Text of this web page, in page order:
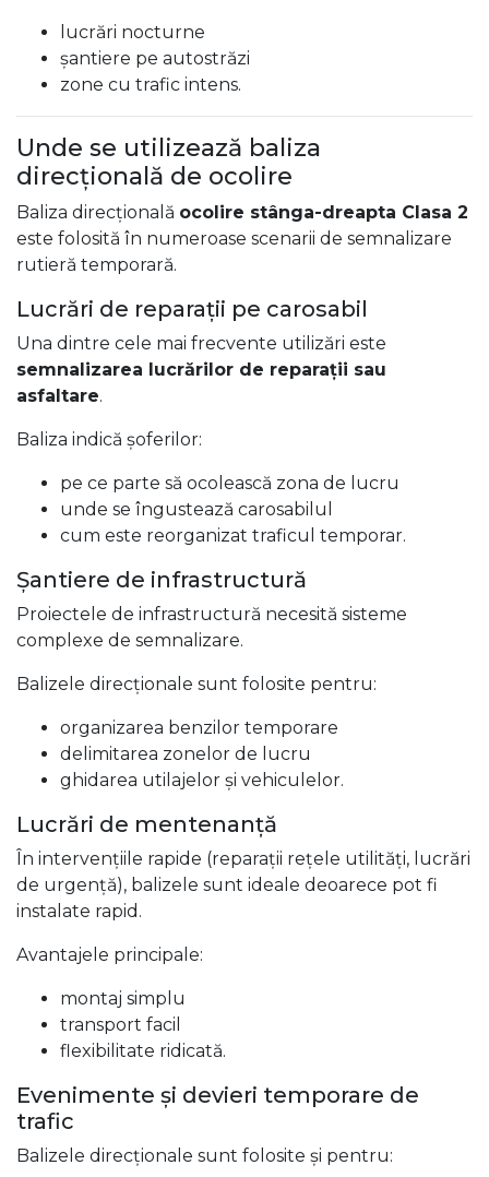
lucrări nocturne
șantiere pe autostrăzi
zone cu trafic intens.
Unde se utilizează baliza
direcțională de ocolire
Baliza direcțională ocolire stânga-dreapta Clasa 2
este folosită în numeroase scenarii de semnalizare
rutieră temporară.
Lucrări de reparații pe carosabil
Una dintre cele mai frecvente utilizări este
semnalizarea lucrărilor de reparații sau
asfaltare.
Baliza indică șoferilor:
pe ce parte să ocolească zona de lucru
unde se îngustează carosabilul
cum este reorganizat traficul temporar.
Șantiere de infrastructură
Proiectele de infrastructură necesită sisteme
complexe de semnalizare.
Balizele direcționale sunt folosite pentru:
organizarea benzilor temporare
delimitarea zonelor de lucru
ghidarea utilajelor și vehiculelor.
Lucrări de mentenanță
În intervențiile rapide (reparații rețele utilități, lucrări
de urgență), balizele sunt ideale deoarece pot fi
instalate rapid.
Avantajele principale:
montaj simplu
transport facil
flexibilitate ridicată.
Evenimente și devieri temporare de
trafic
Balizele direcționale sunt folosite și pentru: